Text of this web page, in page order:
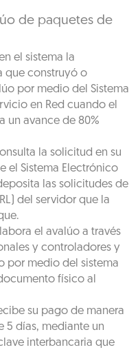
de paquetes de
el sistema la
que construyó o
por medio del Sistema
en Red cuando el
un avance de 80%
la solicitud en su
el Sistema Electrónico
las solicitudes de
del servidor que la
el avalúo a través
y controladores y
por medio del sistema
físico al
su pago de manera
5 días, mediante un
interbancaria que